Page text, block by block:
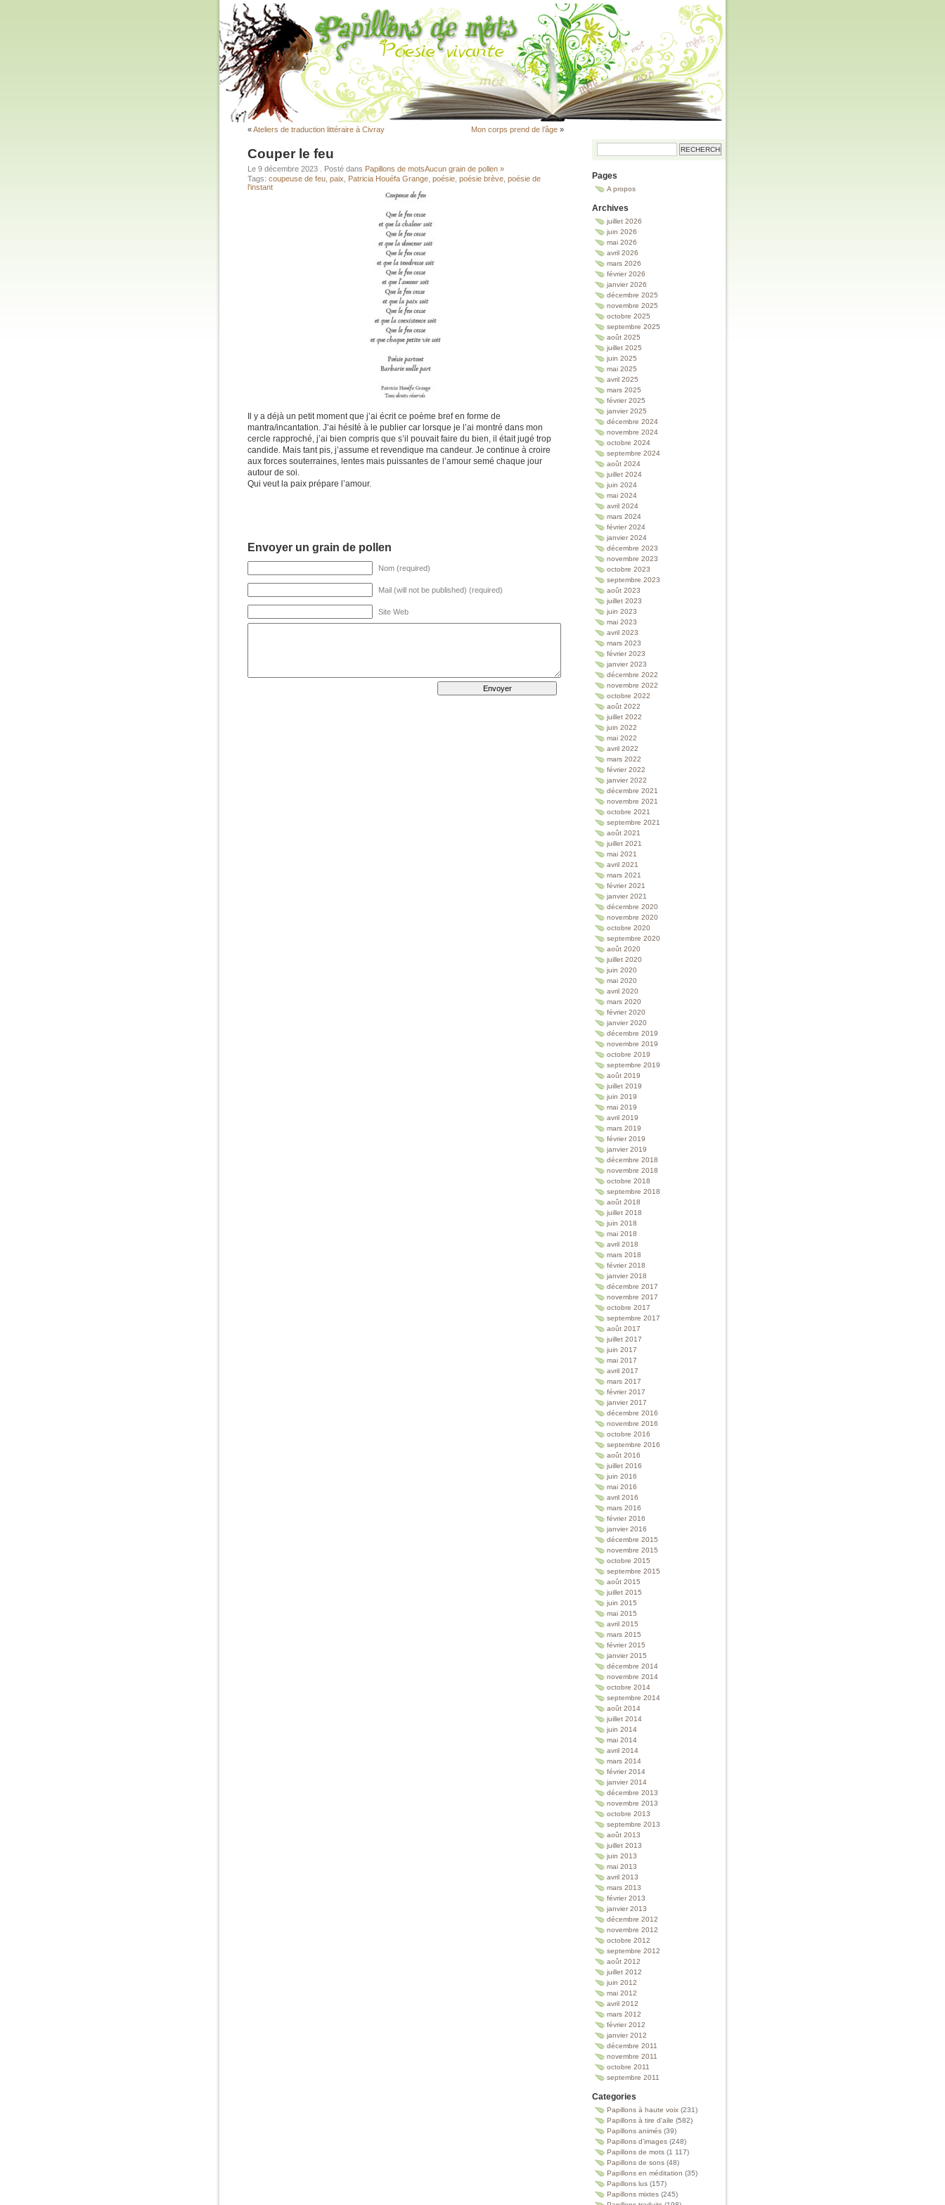
«Ateliers de traduction littéraire à Civray Mon corps prend de l’âge »
Couper le feu
Le 9 décembre 2023 . Posté dans Papillons de motsAucun grain de pollen »
Tags: coupeuse de feu paix Patricia Houéfa Grange poésie poésie brève poésie de
l'instant
Il y a déjà un petit moment que j’ai écrit ce poème bref en forme de
mantra/incantation. J’ai hésité à le publier car lorsque je l’ai montré dans mon
cercle rapproché, j’ai bien compris que s’il pouvait faire du bien, il était jugé trop
candide. Mais tant pis, j’assume et revendique ma candeur. Je continue à croire
aux forces souterraines, lentes mais puissantes de l’amour semé chaque jour
autour de soi.
Qui veut la paix prépare l’amour.
Envoyer un grain de pollen
Nom (required)
Mail (will not be published) (required)
Site Web
Pages
A propos
Archives
juillet 2026
juin 2026
mai 2026
avril 2026
mars 2026
février 2026
janvier 2026
décembre 2025
novembre 2025
octobre 2025
septembre 2025
août 2025
juillet 2025
juin 2025
mai 2025
avril 2025
mars 2025
février 2025
janvier 2025
décembre 2024
novembre 2024
octobre 2024
septembre 2024
août 2024
juillet 2024
juin 2024
mai 2024
avril 2024
mars 2024
février 2024
janvier 2024
décembre 2023
novembre 2023
octobre 2023
septembre 2023
août 2023
juillet 2023
juin 2023
mai 2023
avril 2023
mars 2023
février 2023
janvier 2023
décembre 2022
novembre 2022
octobre 2022
août 2022
juillet 2022
juin 2022
mai 2022
avril 2022
mars 2022
février 2022
janvier 2022
décembre 2021
novembre 2021
octobre 2021
septembre 2021
août 2021
juillet 2021
mai 2021
avril 2021
mars 2021
février 2021
janvier 2021
décembre 2020
novembre 2020
octobre 2020
septembre 2020
août 2020
juillet 2020
juin 2020
mai 2020
avril 2020
mars 2020
février 2020
janvier 2020
décembre 2019
novembre 2019
octobre 2019
septembre 2019
août 2019
juillet 2019
juin 2019
mai 2019
avril 2019
mars 2019
février 2019
janvier 2019
décembre 2018
novembre 2018
octobre 2018
septembre 2018
août 2018
juillet 2018
juin 2018
mai 2018
avril 2018
mars 2018
février 2018
janvier 2018
décembre 2017
novembre 2017
octobre 2017
septembre 2017
août 2017
juillet 2017
juin 2017
mai 2017
avril 2017
mars 2017
février 2017
janvier 2017
décembre 2016
novembre 2016
octobre 2016
septembre 2016
août 2016
juillet 2016
juin 2016
mai 2016
avril 2016
mars 2016
février 2016
janvier 2016
décembre 2015
novembre 2015
octobre 2015
septembre 2015
août 2015
juillet 2015
juin 2015
mai 2015
avril 2015
mars 2015
février 2015
janvier 2015
décembre 2014
novembre 2014
octobre 2014
septembre 2014
août 2014
juillet 2014
juin 2014
mai 2014
avril 2014
mars 2014
février 2014
janvier 2014
décembre 2013
novembre 2013
octobre 2013
septembre 2013
août 2013
juillet 2013
juin 2013
mai 2013
avril 2013
mars 2013
février 2013
janvier 2013
décembre 2012
novembre 2012
octobre 2012
septembre 2012
août 2012
juillet 2012
juin 2012
mai 2012
avril 2012
mars 2012
février 2012
janvier 2012
décembre 2011
novembre 2011
octobre 2011
septembre 2011
Categories
Papillons à haute voix (231)
Papillons à tire d'aile (582)
Papillons animés (39)
Papillons d'images (248)
Papillons de mots (1 117)
Papillons de sons (48)
Papillons en méditation (35)
Papillons lus (157)
Papillons mixtes (245)